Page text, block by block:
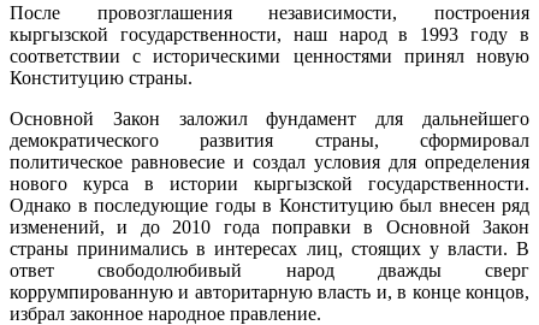
После провозглашения независимости, построения
кыргызской государственности, наш народ в 1993 году в
соответствии с историческими ценностями принял новую
Конституцию страны.
Основной Закон заложил фундамент для дальнейшего
демократического развития страны, сформировал
политическое равновесие и создал условия для определения
нового курса в истории кыргызской государственности.
Однако в последующие годы в Конституцию был внесен ряд
изменений, и до 2010 года поправки в Основной Закон
страны принимались в интересах лиц, стоящих у власти. В
ответ свободолюбивый народ дважды сверг
коррумпированную и авторитарную власть и, в конце концов,
избрал законное народное правление.